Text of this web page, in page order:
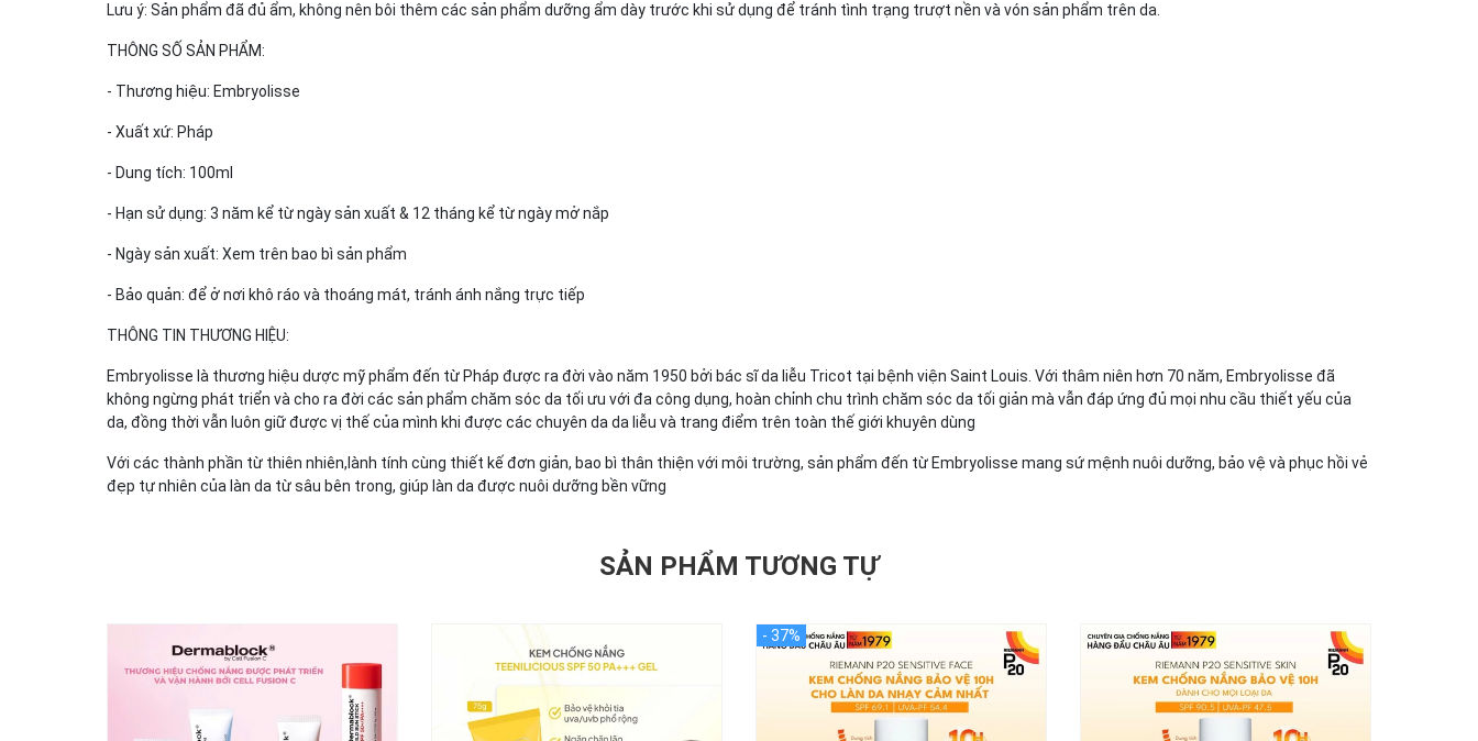
Lưu ý: Sản phẩm đã đủ ẩm, không nên bôi thêm các sản phẩm dưỡng ẩm dày trước khi sử dụng để tránh tình trạng trượt nền và vón sản phẩm trên da.
THÔNG SỐ SẢN PHẨM:
- Thương hiệu: Embryolisse
- Xuất xứ: Pháp
- Dung tích: 100ml
- Hạn sử dụng: 3 năm kể từ ngày sản xuất & 12 tháng kể từ ngày mở nắp
- Ngày sản xuất: Xem trên bao bì sản phẩm
- Bảo quản: để ở nơi khô ráo và thoáng mát, tránh ánh nắng trực tiếp
THÔNG TIN THƯƠNG HIỆU:
Embryolisse là thương hiệu dược mỹ phẩm đến từ Pháp được ra đời vào năm 1950 bởi bác sĩ da liễu Tricot tại bệnh viện Saint Louis. Với thâm niên hơn 70 năm, Embryolisse đã
không ngừng phát triển và cho ra đời các sản phẩm chăm sóc da tối ưu với đa công dụng, hoàn chỉnh chu trình chăm sóc da tối giản mà vẫn đáp ứng đủ mọi nhu cầu thiết yếu của
da, đồng thời vẫn luôn giữ được vị thế của mình khi được các chuyên da da liễu và trang điểm trên toàn thế giới khuyên dùng
Với các thành phần từ thiên nhiên,lành tính cùng thiết kế đơn giản, bao bì thân thiện với môi trường, sản phẩm đến từ Embryolisse mang sứ mệnh nuôi dưỡng, bảo vệ và phục hồi vẻ
đẹp tự nhiên của làn da từ sâu bên trong, giúp làn da được nuôi dưỡng bền vững
SẢN PHẨM TƯƠNG TỰ